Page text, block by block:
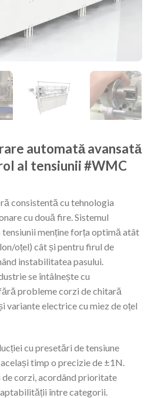
automată avansată
al tensiunii #WMC
consistentă cu tehnologia
cu două fire. Sistemul
menține forța optimă atât
oțel) cât și pentru firul de
instabilitatea pasului.
se întâlnește cu
probleme corzi de chitară
variante electrice cu miez de oțel
cu presetări de tensiune
timp o precizie de ±1N.
corzi, acordând prioritate
între categorii.